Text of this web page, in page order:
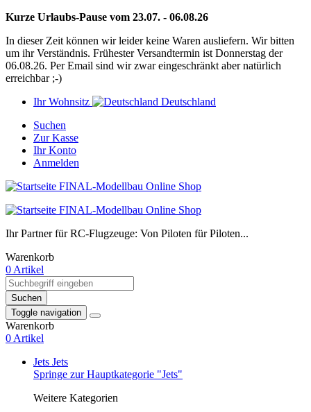
Kurze Urlaubs-Pause vom 23.07. - 06.08.26
In dieser Zeit können wir leider keine Waren ausliefern. Wir bitten
um ihr Verständnis. Frühester Versandtermin ist Donnerstag der
06.08.26. Per Email sind wir zwar eingeschränkt aber natürlich
erreichbar ;-)
Ihr Wohnsitz
Deutschland
Suchen
Zur Kasse
Ihr Konto
Anmelden
Ihr Partner für RC-Flugzeuge: Von Piloten für Piloten...
Warenkorb
0 Artikel
Suchen
Toggle navigation
Warenkorb
0 Artikel
Jets Jets
Springe zur Hauptkategorie "Jets"
Weitere Kategorien